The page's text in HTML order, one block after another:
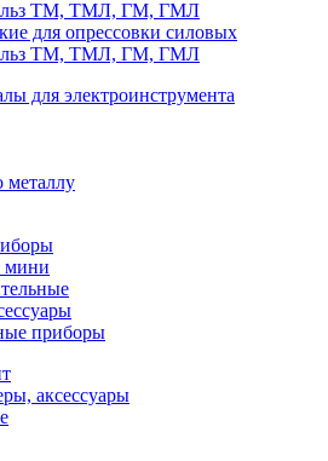
ТМ, ТМЛ, ГМ, ГМЛ
для опрессовки силовых
ТМ, ТМЛ, ГМ, ГМЛ
для электроинструмента
металлу
мини
приборы
аксессуары